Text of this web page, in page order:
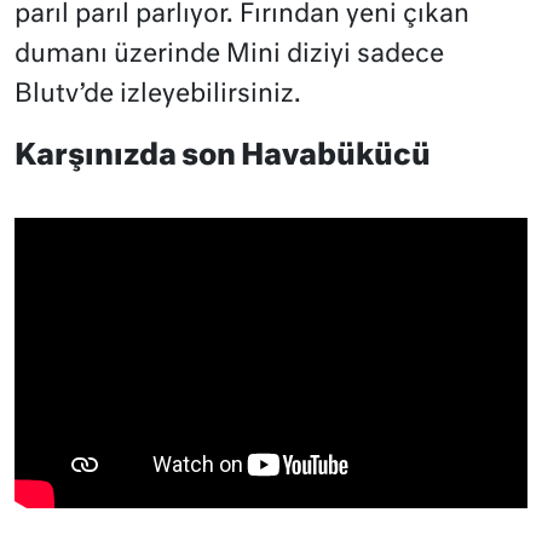
parıl parıl parlıyor. Fırından yeni çıkan
dumanı üzerinde Mini diziyi sadece
Blutv’de izleyebilirsiniz.
Karşınızda son Havabükücü